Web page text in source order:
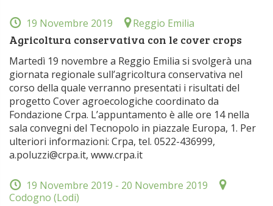
19 Novembre 2019 Reggio Emilia
Agricoltura conservativa con le cover crops
Martedì 19 novembre a Reggio Emilia si svolgerà una
giornata regionale sull’agricoltura conservativa nel
corso della quale verranno presentati i risultati del
progetto Cover agroecologiche coordinato da
Fondazione Crpa. L’appuntamento è alle ore 14 nella
sala convegni del Tecnopolo in piazzale Europa, 1. Per
ulteriori informazioni: Crpa, tel. 0522-436999,
a.poluzzi@crpa.it, www.crpa.it
19 Novembre 2019 - 20 Novembre 2019
Codogno (Lodi)